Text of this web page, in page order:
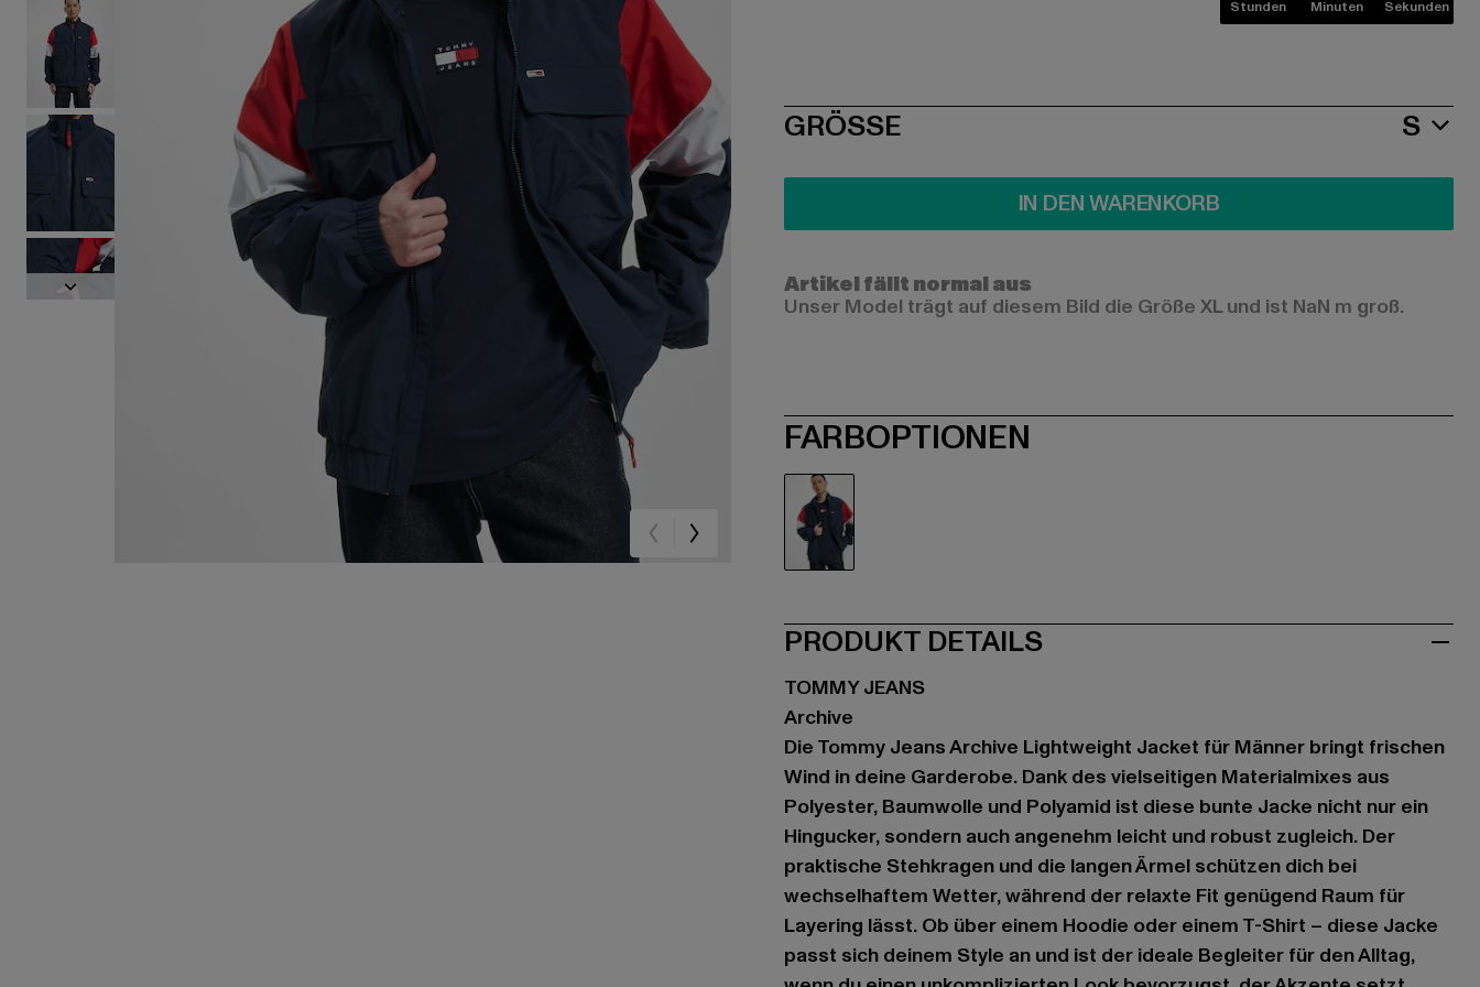
Stunden Minuten Sekunden
SIZE
GRÖSSE S
IN DEN WARENKORB
Artikel fällt normal aus
Unser Model trägt auf diesem Bild die Größe XL und ist NaN m groß.
FARBOPTIONEN
PRODUKT DETAILS
TOMMY JEANS
Archive
Die Tommy Jeans Archive Lightweight Jacket für Männer bringt frischen
Wind in deine Garderobe. Dank des vielseitigen Materialmixes aus
Polyester, Baumwolle und Polyamid ist diese bunte Jacke nicht nur ein
Hingucker, sondern auch angenehm leicht und robust zugleich. Der
praktische Stehkragen und die langen Ärmel schützen dich bei
wechselhaftem Wetter, während der relaxte Fit genügend Raum für
Layering lässt. Ob über einem Hoodie oder einem T-Shirt – diese Jacke
passt sich deinem Style an und ist der ideale Begleiter für den Alltag,